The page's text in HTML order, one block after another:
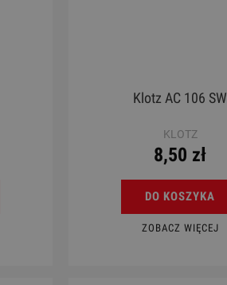
Klotz AC 106 SW
KLOTZ
8,50 zł
DO KOSZYKA
ZOBACZ WIĘCEJ